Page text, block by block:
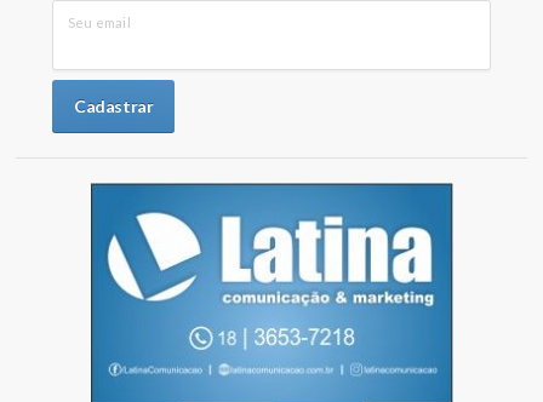
Seu email